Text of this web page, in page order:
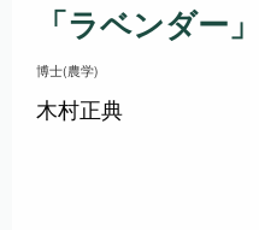
「ラベンダー
博士(農学)
木村正典